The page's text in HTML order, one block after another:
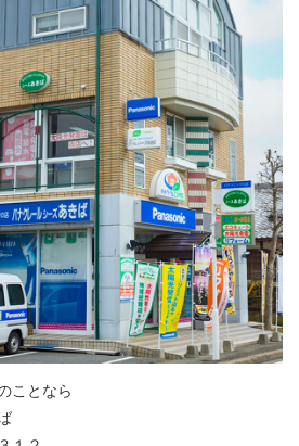
ことなら